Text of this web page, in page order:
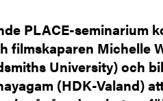
PLACE-seminarium
filmskaparen Michelle
University) och
(HDK-Valand)